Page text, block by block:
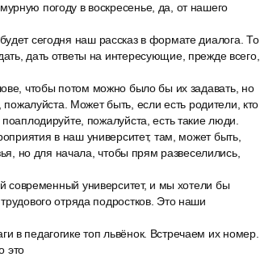
погоду в воскресенье, да, от нашего
сегодня наш рассказ в формате диалога. То
дать ответы на интересующие, прежде всего,
чтобы потом можно было бы их задавать, но
Может быть, если есть родители, кто
пожалуйста, есть такие люди.
в наш университет, там, может быть,
но для начала, чтобы прям развеселились,
современный университет, и мы хотели бы
отряда подростков. Это наши
в педагогике топ львёнок. Встречаем их номер.
это